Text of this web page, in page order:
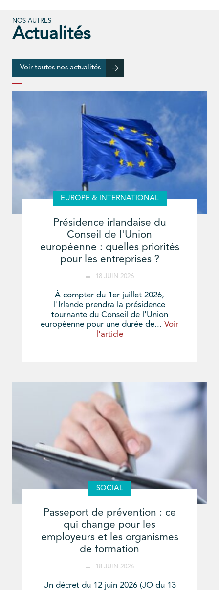
NOS AUTRES
Actualités
Voir toutes nos actualités
EUROPE & INTERNATIONAL
Présidence irlandaise du
Conseil de l'Union
européenne : quelles priorités
pour les entreprises ?
18 JUIN 2026
À compter du 1er juillet 2026,
l'Irlande prendra la présidence
tournante du Conseil de l'Union
européenne pour une durée de... Voir
l'article
SOCIAL
Passeport de prévention : ce
qui change pour les
employeurs et les organismes
de formation
18 JUIN 2026
Un décret du 12 juin 2026 (JO du 13